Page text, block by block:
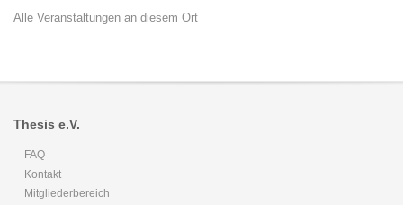
Alle Veranstaltungen an diesem Ort
Thesis e.V.
FAQ
Kontakt
Mitgliederbereich